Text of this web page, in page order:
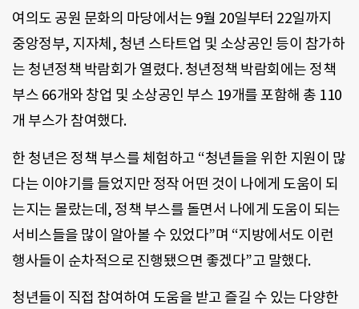
여의도 공원 문화의 마당에서는 9월 20일부터 22일까지
중앙정부, 지자체, 청년 스타트업 및 소상공인 등이 참가하
는 청년정책 박람회가 열렸다. 청년정책 박람회에는 정책
부스 66개와 창업 및 소상공인 부스 19개를 포함해 총 110
개 부스가 참여했다.
한 청년은 정책 부스를 체험하고 “청년들을 위한 지원이 많
다는 이야기를 들었지만 정작 어떤 것이 나에게 도움이 되
는지는 몰랐는데, 정책 부스를 돌면서 나에게 도움이 되는
서비스들을 많이 알아볼 수 있었다”며 “지방에서도 이런
행사들이 순차적으로 진행됐으면 좋겠다”고 말했다.
청년들이 직접 참여하여 도움을 받고 즐길 수 있는 다양한